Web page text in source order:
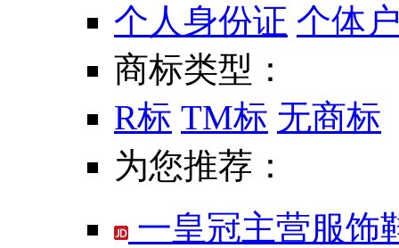
个人身份证 个体
商标类型：
R标 TM标 无商标
为您推荐：
一皇冠主营服饰